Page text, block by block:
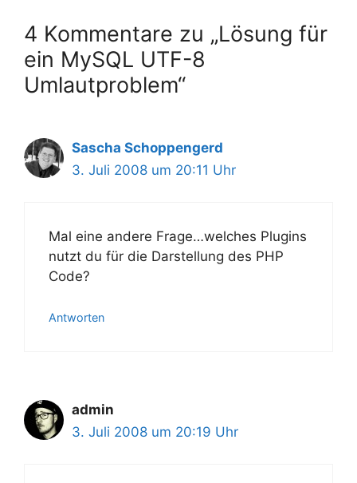
4 Kommentare zu „Lösung für
ein MySQL UTF-8
Umlautproblem“
Sascha Schoppengerd
3. Juli 2008 um 20:11 Uhr
Mal eine andere Frage…welches Plugins
nutzt du für die Darstellung des PHP
Code?
Antworten
admin
3. Juli 2008 um 20:19 Uhr